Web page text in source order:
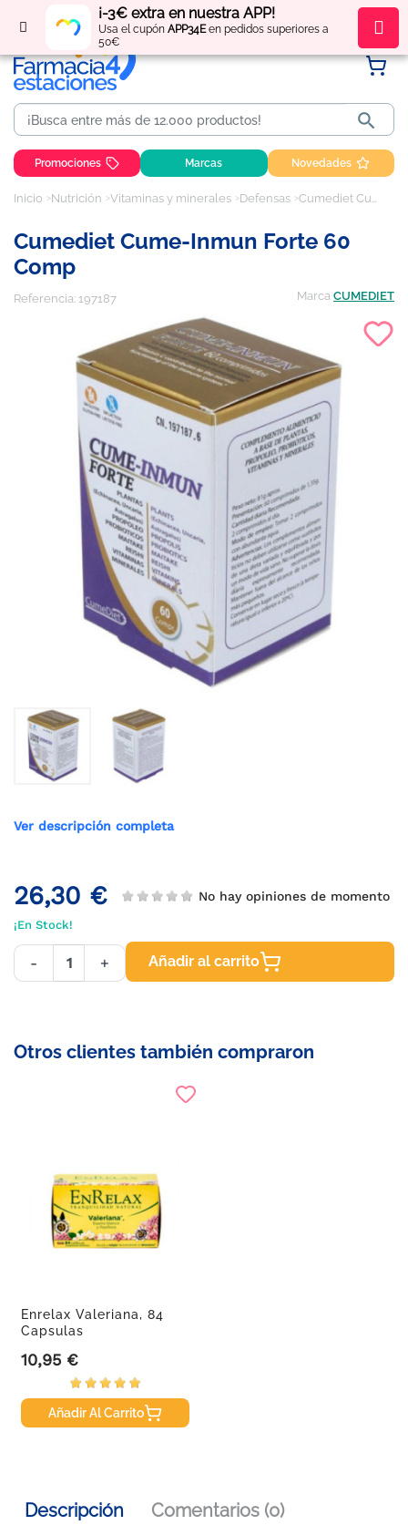
¡-3€ extra en nuestra APP!
Usa el cupón APP34Een pedidos superiores a
50€
Regístratey obténpuntos por tus compras

Promociones Marcas Novedades
Inicio Nutrición Vitaminas y minerales Defensas Cumediet Cume-Inmun Forte 60 comp
Cumediet Cume-Inmun Forte 60
Comp
Referencia: 197187 Marca CUMEDIET
Ver descripción completa
26,30 € No hay opiniones de momento
¡En Stock!
- + Añadir al carrito
Otros clientes también compraron
Enrelax Valeriana, 84
Capsulas
Precio
10,95 €
Añadir Al Carrito
Descripción Comentarios (0)